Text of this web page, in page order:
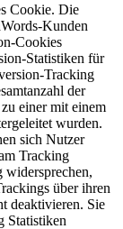
Cookie. Die
Kunden
Cookies
Statistiken für
Tracking
der
einer mit einem
wurden.
sich Nutzer
Tracking
widersprechen,
über ihren
deaktivieren. Sie
Statistiken